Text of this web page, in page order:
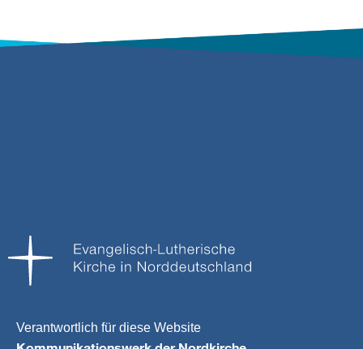
Verantwortlich für diese Website